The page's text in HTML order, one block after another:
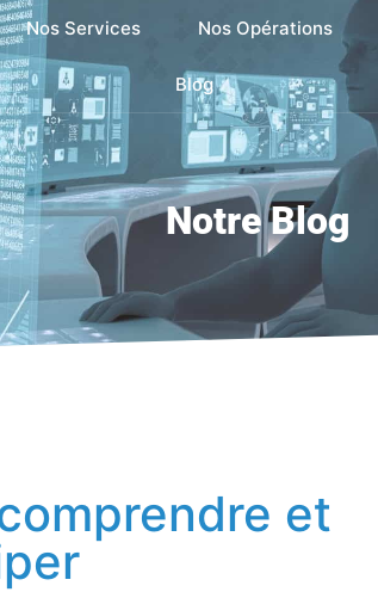
Nos Services Nos Opérations
Blog
Notre Blog
et